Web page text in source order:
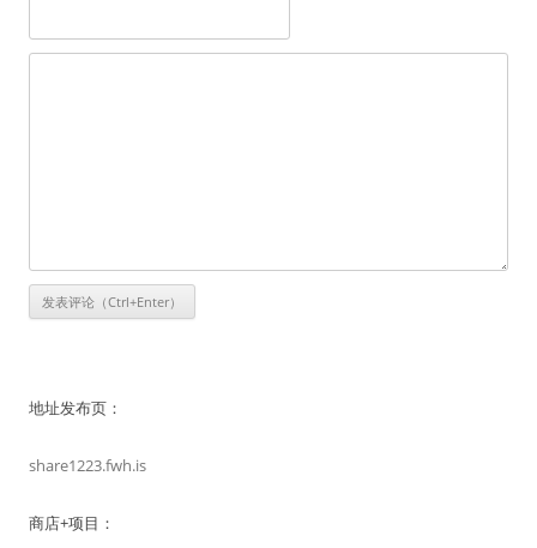
地址发布页：
share1223.fwh.is
商店+项目：